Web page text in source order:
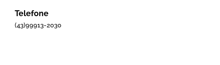
Telefone
(43)99913-2030